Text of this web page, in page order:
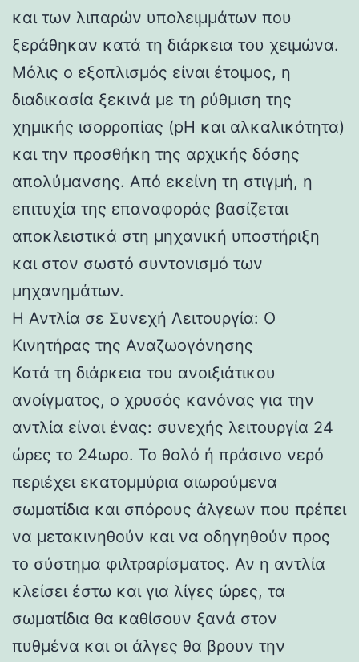
και των λιπαρών υπολειμμάτων που
ξεράθηκαν κατά τη διάρκεια του χειμώνα.
Μόλις ο εξοπλισμός είναι έτοιμος, η
διαδικασία ξεκινά με τη ρύθμιση της
χημικής ισορροπίας (pH και αλκαλικότητα)
και την προσθήκη της αρχικής δόσης
απολύμανσης. Από εκείνη τη στιγμή, η
επιτυχία της επαναφοράς βασίζεται
αποκλειστικά στη μηχανική υποστήριξη
και στον σωστό συντονισμό των
μηχανημάτων.
Η Αντλία σε Συνεχή Λειτουργία: Ο
Κινητήρας της Αναζωογόνησης
Κατά τη διάρκεια του ανοιξιάτικου
ανοίγματος, ο χρυσός κανόνας για την
αντλία είναι ένας: συνεχής λειτουργία 24
ώρες το 24ωρο. Το θολό ή πράσινο νερό
περιέχει εκατομμύρια αιωρούμενα
σωματίδια και σπόρους άλγεων που πρέπει
να μετακινηθούν και να οδηγηθούν προς
το σύστημα φιλτραρίσματος. Αν η αντλία
κλείσει έστω και για λίγες ώρες, τα
σωματίδια θα καθίσουν ξανά στον
πυθμένα και οι άλγες θα βρουν την